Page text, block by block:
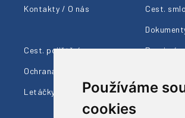
Používáme
cookies
Kontakty / O nás Cest.
Cest. pojištění Provizní
Ochrana údajů
Letáčky ke stažení